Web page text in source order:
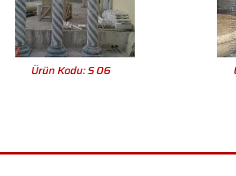
Ürün Kodu: S 06